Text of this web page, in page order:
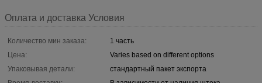
Оплата и доставка Условия
Количество мин заказа:
1 часть
Цена:
Varies based on different options
Упаковывая детали:
стандартный пакет экспорта